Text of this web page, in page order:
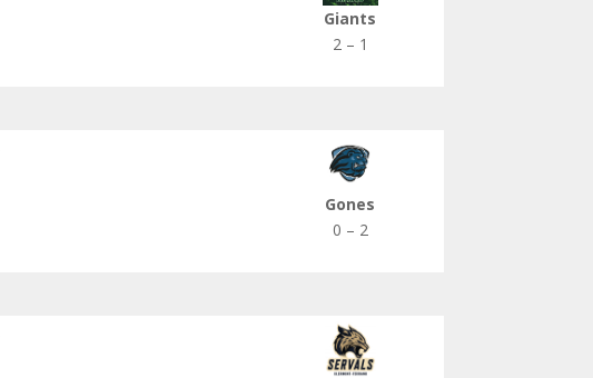
Giants
2 – 1
Gones
0 – 2